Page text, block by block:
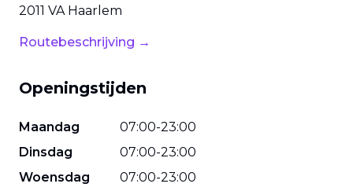
2011 VA Haarlem
Routebeschrijving →
Openingstijden
Maandag 07:00-23:00
Dinsdag
07:00-23:00
Woensdag
07:00-23:00